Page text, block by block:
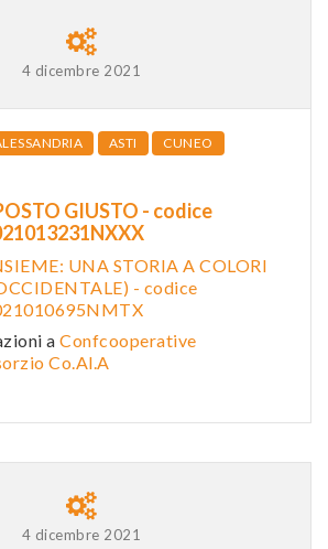
4 dicembre 2021
ASTI
CUNEO
GIUSTO - codice
UNA STORIA A COLORI
- codice
a Confcooperative
Co.Al.A
4 dicembre 2021